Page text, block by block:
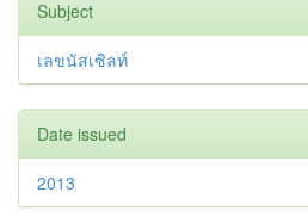
Subject
เลขนัสเซิลท์
Date issued
2013